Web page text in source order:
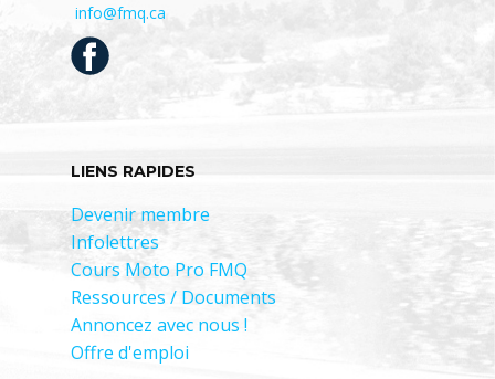
info@fmq.ca
LIENS RAPIDES
Devenir membre
Infolettres
Cours Moto Pro FMQ
Ressources / Documents
Annoncez avec nous !
Offre d'emploi